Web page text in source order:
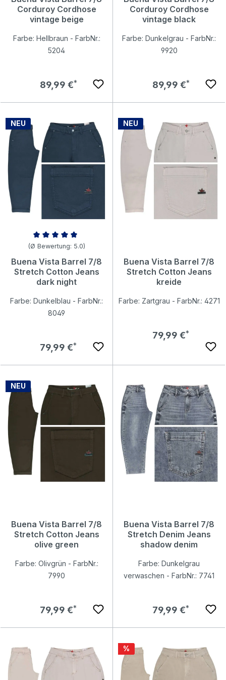
Corduroy Cordhose
vintage beige
Farbe: Hellbraun - FarbNr.:
5204
Regulärer Preis:
89,99 €
Corduroy Cordhose
vintage black
Farbe: Dunkelgrau - FarbNr.:
9920
Regulärer Preis:
89,99 €
NEU
Durchschnittliche Bewertung von 5 von 5 Sternen
(Ø Bewertung: 5.0)
Buena Vista Barrel 7/8
Stretch Cotton Jeans
dark night
Farbe: Dunkelblau - FarbNr.:
8049
Regulärer Preis:
79,99 €
NEU
Buena Vista Barrel 7/8
Stretch Cotton Jeans
kreide
Farbe: Zartgrau - FarbNr.: 4271
Regulärer Preis:
79,99 €
NEU
Buena Vista Barrel 7/8
Stretch Cotton Jeans
olive green
Farbe: Olivgrün - FarbNr.:
7990
Regulärer Preis:
79,99 €
Buena Vista Barrel 7/8
Stretch Denim Jeans
shadow denim
Farbe: Dunkelgrau
verwaschen - FarbNr.: 7741
Regulärer Preis:
79,99 €
Rabatt
%